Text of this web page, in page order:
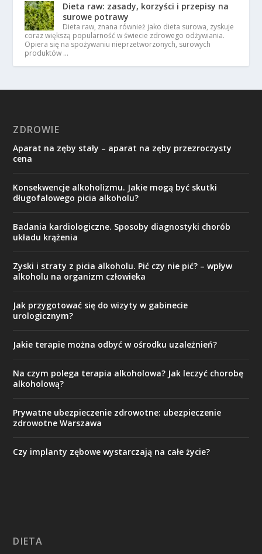
Dieta raw: zasady, korzyści i przepisy na
surowe potrawy
Dieta raw, znana również jako dieta surowa, zyskuje
coraz większą popularność w świecie zdrowego odżywiania.
Opiera się na spożywaniu nieprzetworzonych, surowych
produktów …
ZDROWIE
Aparat na zęby stały – aparat na zęby przezroczysty
cena
Konsekwencje alkoholizmu. Jakie mogą być skutki
długofalowego picia alkoholu?
Badania kardiologiczne. Sposoby diagnostyki chorób
układu krążenia
Zyski i straty z picia alkoholu. Pić czy nie pić? – wpływ
alkoholu na organizm człowieka
Jak przygotować się do wizyty w gabinecie
urologicznym?
Jakie terapie można odbyć w ośrodku uzależnień?
Na czym polega terapia alkoholowa? Jak leczyć chorobę
alkoholową?
Prywatne ubezpieczenie zdrowotne: ubezpieczenie
zdrowotne Warszawa
Czy implanty zębowe wystarczają na całe życie?
DIETA